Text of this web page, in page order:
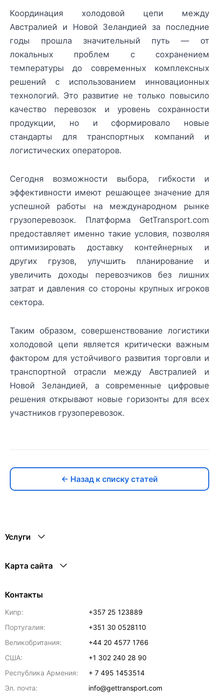
Координация холодовой цепи между
Австралией и Новой Зеландией за последние
годы прошла значительный путь — от
локальных проблем с сохранением
температуры до современных комплексных
решений с использованием инновационных
технологий. Это развитие не только повысило
качество перевозок и уровень сохранности
продукции, но и сформировало новые
стандарты для транспортных компаний и
логистических операторов.
Сегодня возможности выбора, гибкости и
эффективности имеют решающее значение для
успешной работы на международном рынке
грузоперевозок. Платформа GetTransport.com
предоставляет именно такие условия, позволяя
оптимизировать доставку контейнерных и
других грузов, улучшить планирование и
увеличить доходы перевозчиков без лишних
затрат и давления со стороны крупных игроков
сектора.
Таким образом, совершенствование логистики
холодовой цепи является критически важным
фактором для устойчивого развития торговли и
транспортной отрасли между Австралией и
Новой Зеландией, а современные цифровые
решения открывают новые горизонты для всех
участников грузоперевозок.
← Назад к списку статей
Услуги
Карта сайта
Контакты
Кипр:
+357 25 123889
Португалия:
+351 30 0528110
Великобритания:
+44 20 4577 1766
США:
+1 302 240 28 90
Республика Армения:
+ 7 495 1453514
Эл. почта:
info@gettransport.com